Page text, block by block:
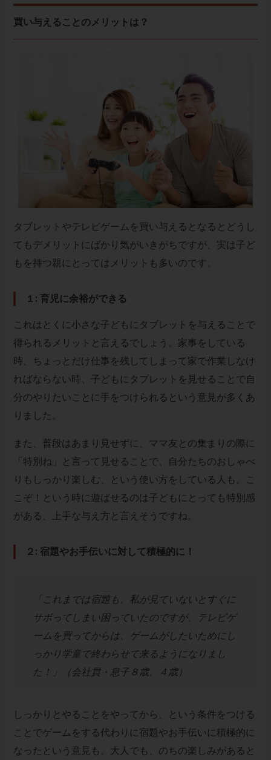
買い与えることのメリットは？
タブレットやテレビゲームを買い与えるとなるとどうし
てもデメリットにばかり気がいきがちですが、実は子ど
もを持つ親にとってはメリットも多いのです。
１: 育児に余裕ができる
これはとくに小さな子どもにタブレットを与えることで
得られるメリットと言えるでしょう。家事をしている
時、ちょっとだけ仕事を残してしまって家で作業しなけ
ればならない時、子どもにタブレットを見せることで自
分のやりたいことに手をつけられるという意見が多くあ
りました。
また、普段はあまり見せずに、ママ友との集まりの際に
「特別ね」と言って見せることで、自分たちのおしゃべ
りもしっかり楽しむ、という使い方をしている人も。こ
こぞ！という時に遊ばせるのは子どもにとっても特別感
がある、上手な与え方と言えそうですね。
２: 宿題やお手伝いに対して積極的に！
「これまでは宿題も、私が見ていないとすぐに
サボってしまい困っていたのですが、テレビゲ
ームを買ってからは、ゲームがしたいためにし
っかり学童で終わらせて来るようになりまし
た！」（会社員・息子８歳、４歳）
しっかりとやることをやってから、という条件をつける
ことでゲームをする代わりに宿題やお手伝いに積極的に
なったという意見も。大人でも、のちの楽しみがあると